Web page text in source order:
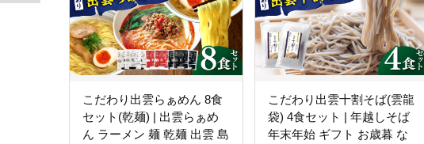
こだわり出雲らぁめん 8食
セット(乾麺) | 出雲らぁめ
ん ラーメン 麺 乾麺 出雲 島
こだわり出雲十割そば(雲龍
袋) 4食セット | 年越しそば
年末年始 ギフト お歳暮 な